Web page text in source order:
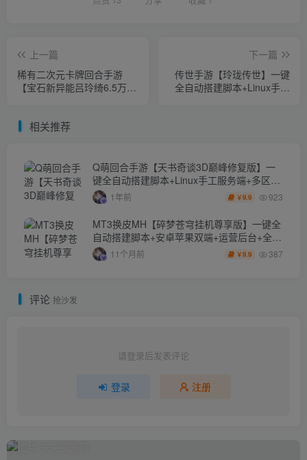
上一篇
稀有二次元卡牌回合手游
【宝石新异能吕玲绮6.5万级
服+自定义英雄+自定义符文
下一篇
传世手游【玲珑传世】一键
全自动搭建脚本+Linux手工
相关推荐
Q萌回合手游【天书奇谈3D巅峰修复版】一
键全自动搭建脚本+Linux手工服务端+多区跨
服+加解密工具+CDK授权后台+安卓苹果双端
+详细搭建教程+视频教程
1年前 ￥9.9 923
MT3换皮MH【碎梦苍穹挂机尊享版】一键全
自动搭建脚本+安卓苹果双端+运营后台+全套
源码 11个月前 ￥9.9 387
评论 抢沙发
请登录后发表评论
登录 注册